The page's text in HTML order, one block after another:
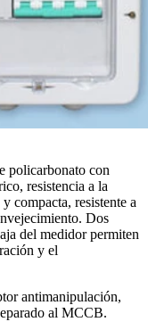
policarbonato con
resistencia a la
compacta, resistente a
Dos
del medidor permiten
y el
antimanipulación,
al MCCB.